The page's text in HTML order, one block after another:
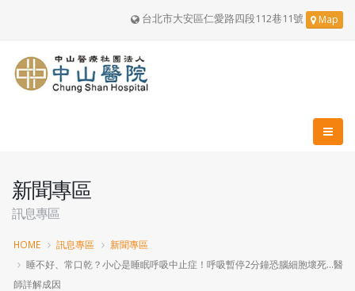
台北市大安區仁愛路四段112巷11號 Map
新聞專區
訊息專區
HOME 訊息專區
新聞專區
睡不好、常口乾？小心是睡眠呼吸中止症！呼吸暫停2分鐘恐腦細胞壞死…醫
師詳解成因